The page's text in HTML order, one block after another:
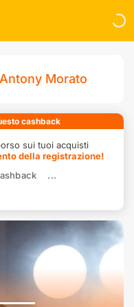
Antony Morato
cashback
sui tuoi acquisti
della registrazione!